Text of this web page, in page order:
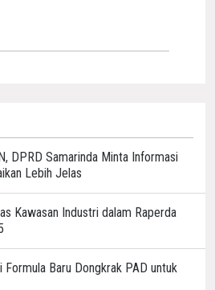
DPRD Samarinda Minta Informasi
Lebih Jelas
Kawasan Industri dalam Raperda
Formula Baru Dongkrak PAD untuk